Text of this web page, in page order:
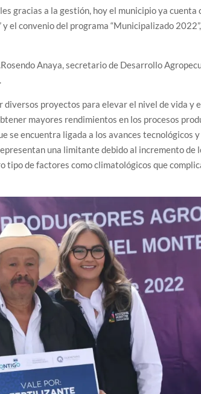
gracias a la gestión, hoy el municipio ya cuenta
el convenio del programa “Municipalizado
Anaya, secretario de Desarrollo
diversos proyectos para elevar el nivel de vida y
mayores rendimientos en los procesos
se encuentra ligada a los avances tecnológicos y
una limitante debido al incremento de
tipo de factores como climatológicos que